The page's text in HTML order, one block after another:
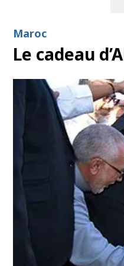
Maroc
Le cadeau